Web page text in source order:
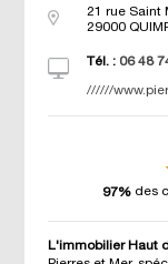
21 rue Saint
29000
Tél. : 06 48
//////
97%des
L'immobilier Haut